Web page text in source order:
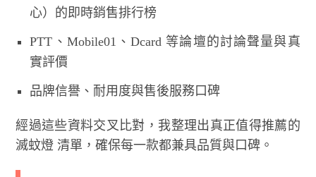
心）的即時銷售排行榜
PTT、Mobile01、Dcard 等論壇的討論聲量與真
實評價
品牌信譽、耐用度與售後服務口碑
經過這些資料交叉比對，我整理出真正值得推薦的
滅蚊燈 清單，確保每一款都兼具品質與口碑。